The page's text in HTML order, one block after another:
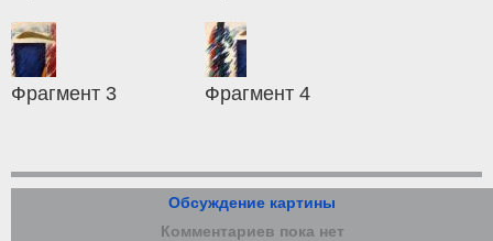
Фрагмент 3 Фрагмент 4
Обсуждение картины
Комментариев пока нет